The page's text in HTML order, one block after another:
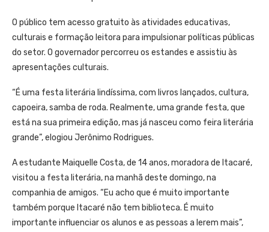
O público tem acesso gratuito às atividades educativas,
culturais e formação leitora para impulsionar políticas públicas
do setor. O governador percorreu os estandes e assistiu às
apresentações culturais.
“É uma festa literária lindíssima, com livros lançados, cultura,
capoeira, samba de roda. Realmente, uma grande festa, que
está na sua primeira edição, mas já nasceu como feira literária
grande”, elogiou Jerônimo Rodrigues.
A estudante Maiquelle Costa, de 14 anos, moradora de Itacaré,
visitou a festa literária, na manhã deste domingo, na
companhia de amigos. “Eu acho que é muito importante
também porque Itacaré não tem biblioteca. É muito
importante influenciar os alunos e as pessoas a lerem mais”,